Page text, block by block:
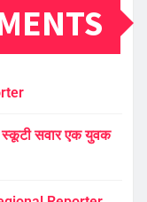
स्कूटी सवार एक युवक